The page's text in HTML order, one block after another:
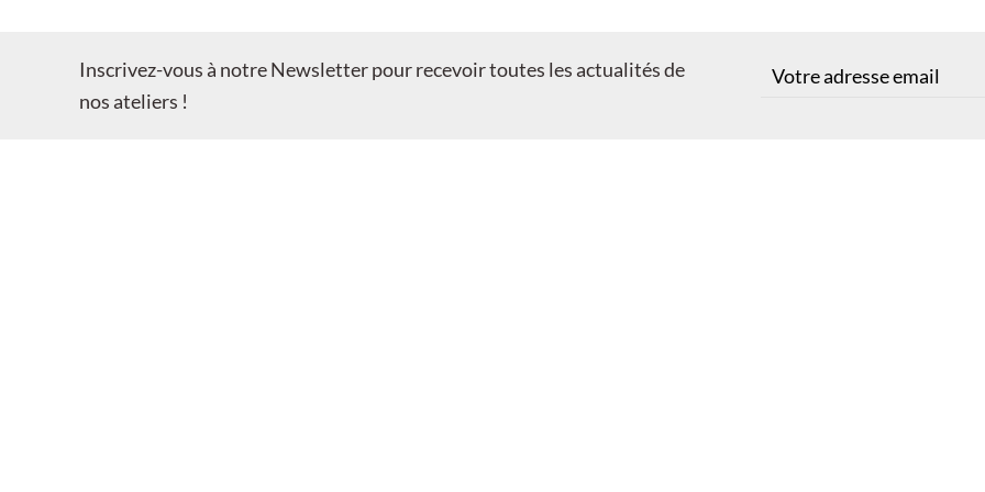
Inscrivez-vous à notre Newsletter pour recevoir toutes les actualités de
nos ateliers !